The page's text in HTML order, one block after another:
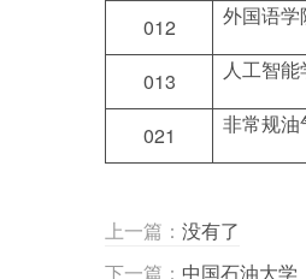
012 外国语学
013 人工智
021 非常规
上一篇： 没有了
下一篇： 中国石油大学